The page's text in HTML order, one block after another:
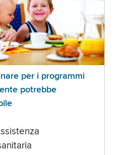
per i programmi
potrebbe